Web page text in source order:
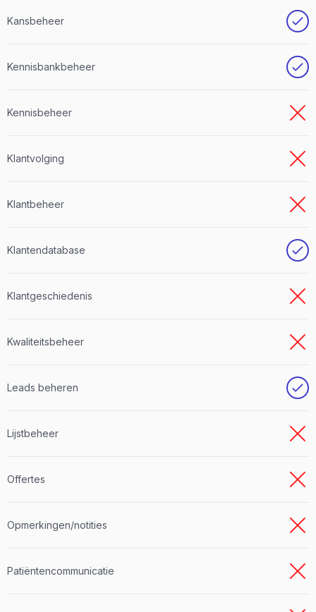
Kansbeheer
Kennisbankbeheer
Kennisbeheer
Klantvolging
Klantbeheer
Klantendatabase
Klantgeschiedenis
Kwaliteitsbeheer
Leads beheren
Lijstbeheer
Offertes
Opmerkingen/notities
Patiëntencommunicatie